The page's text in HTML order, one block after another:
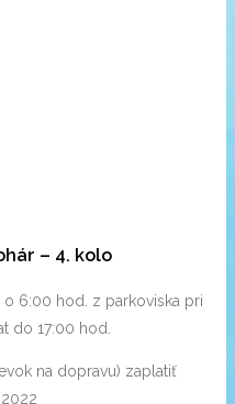
– 4. kolo
6:00 hod. z parkoviska pri
do 17:00 hod.
na dopravu) zaplatiť